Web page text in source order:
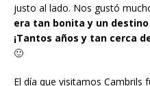
justo al lado. Nos gustó
era tan bonita y un
¡Tantos años y tan cerca
🙂
El día que visitamos Cambrils